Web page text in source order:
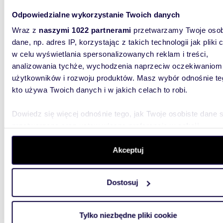
Odpowiedzialne wykorzystanie Twoich danych
Wraz z naszymi 1022 partnerami przetwarzamy Twoje
dane, np. adres IP, korzystając z takich technologii jak pliki
w celu wyświetlania spersonalizowanych reklam i treści,
analizowania tychże, wychodzenia naprzeciw oczekiwaniom
użytkowników i rozwoju produktów. Masz wybór odnośnie
kto używa Twoich danych i w jakich celach to robi.
Dowiedz się więcej odnośnie tego, jak Twoje osobiste dane
szczegółów. W Deklaracji plików cookie możesz zmienić
wycofać swoją zgodę w dowolnej chwili.
aby oferować funkcje społecznościowe i analizować ruch w
witrynie. Informacje o tym, jak korzystasz z naszej witryny,
analitycznym. Partnerzy mogą połączyć te informacje z
Akceptuj
Dostosuj
Tylko niezbędne pliki cookie
Bardzo
Działka 1800 m² w Jaktorowie z drzewami i
670